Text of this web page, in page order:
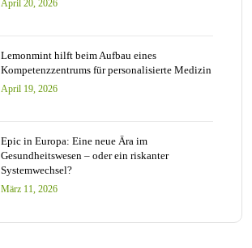
April 20, 2026
Lemonmint hilft beim Aufbau eines
Kompetenzzentrums für personalisierte Medizin
April 19, 2026
Epic in Europa: Eine neue Ära im
Gesundheitswesen – oder ein riskanter
Systemwechsel?
März 11, 2026